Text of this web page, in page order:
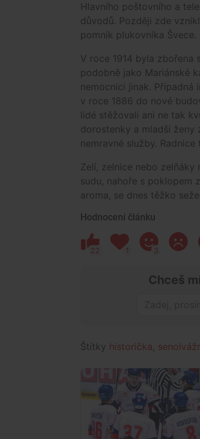
Hlavního poštovního a
důvodů. Později zde
pomník plukovníka Švece.
V roce 1914 byla zbořena
podobně jako Mariánské
nemocnici jinak.
v roce 1886 do nové
lidé stěžovali ani ne tak
dorostenky a mladší ženy
nemravné služby.
Zelí, zelnice nebo
sudu, nahoře s poklopem
aroma, se dnes těžko
Hodnocení článku
22 1 3
Chceš
Štítky historička,